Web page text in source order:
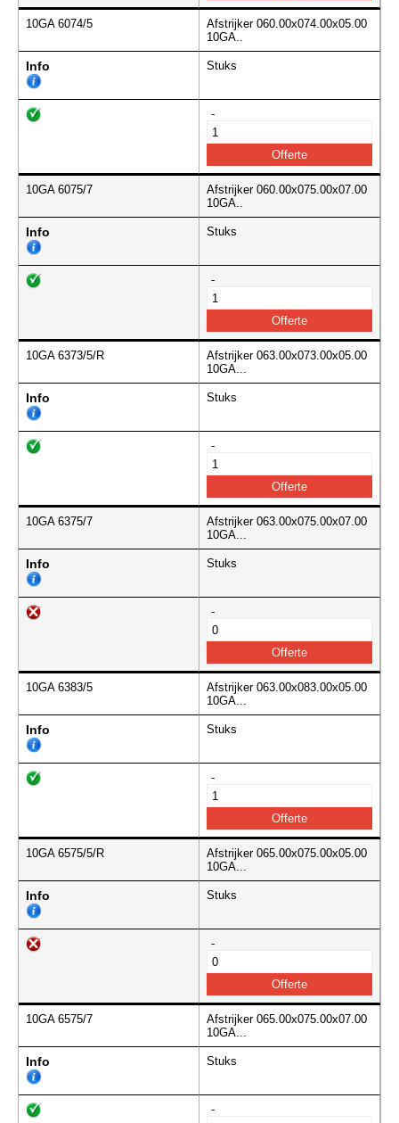
10GA 6074/5
Afstrijker 060.00x074.00x05.00
10GA..
Info Stuks
-
10GA 6075/7
Afstrijker 060.00x075.00x07.00
10GA..
Info Stuks
-
10GA 6373/5/R
Afstrijker 063.00x073.00x05.00
10GA...
Info Stuks
-
10GA 6375/7
Afstrijker 063.00x075.00x07.00
10GA...
Info Stuks
-
10GA 6383/5
Afstrijker 063.00x083.00x05.00
10GA...
Info Stuks
-
10GA 6575/5/R
Afstrijker 065.00x075.00x05.00
10GA...
Info Stuks
-
10GA 6575/7
Afstrijker 065.00x075.00x07.00
10GA...
Info Stuks
-